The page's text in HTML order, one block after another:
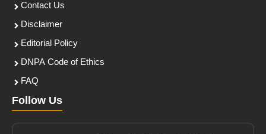
Contact Us
Disclaimer
Editorial Policy
DNPA Code of Ethics
FAQ
Follow Us